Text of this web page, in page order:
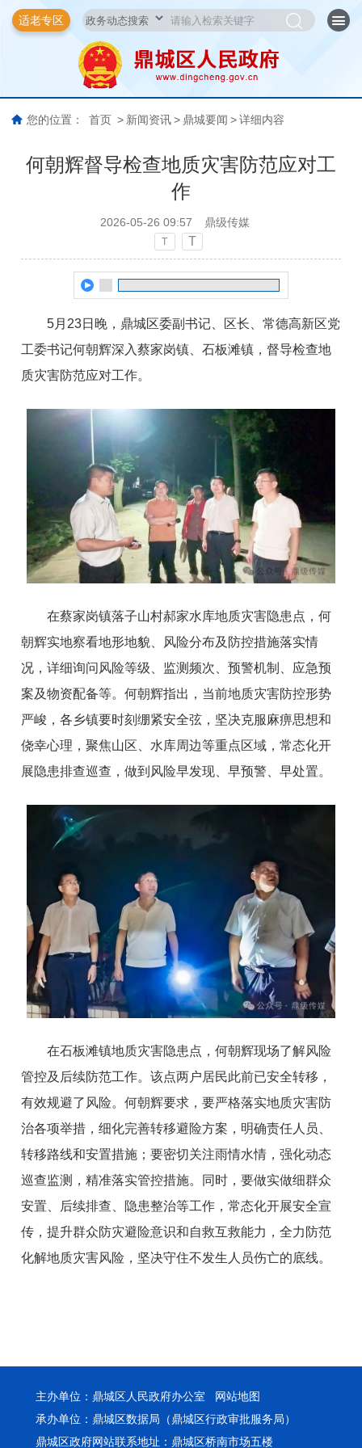
适老专区
您的位置： 首页 > 新闻资讯 > 鼎城要闻 > 详细内容
何朝辉督导检查地质灾害防范应对工
作
2026-05-26 09:57 鼎级传媒
T T
5月23日晚，鼎城区委副书记、区长、常德高新区党
工委书记何朝辉深入蔡家岗镇、石板滩镇，督导检查地
质灾害防范应对工作。
在蔡家岗镇落子山村郝家水库地质灾害隐患点，何
朝辉实地察看地形地貌、风险分布及防控措施落实情
况，详细询问风险等级、监测频次、预警机制、应急预
案及物资配备等。何朝辉指出，当前地质灾害防控形势
严峻，各乡镇要时刻绷紧安全弦，坚决克服麻痹思想和
侥幸心理，聚焦山区、水库周边等重点区域，常态化开
展隐患排查巡查，做到风险早发现、早预警、早处置。
在石板滩镇地质灾害隐患点，何朝辉现场了解风险
管控及后续防范工作。该点两户居民此前已安全转移，
有效规避了风险。何朝辉要求，要严格落实地质灾害防
治各项举措，细化完善转移避险方案，明确责任人员、
转移路线和安置措施；要密切关注雨情水情，强化动态
巡查监测，精准落实管控措施。同时，要做实做细群众
安置、后续排查、隐患整治等工作，常态化开展安全宣
传，提升群众防灾避险意识和自救互救能力，全力防范
化解地质灾害风险，坚决守住不发生人员伤亡的底线。
主办单位：鼎城区人民政府办公室 网站地图
承办单位：鼎城区数据局（鼎城区行政审批服务局）
鼎城区政府网站联系地址：鼎城区桥南市场五楼